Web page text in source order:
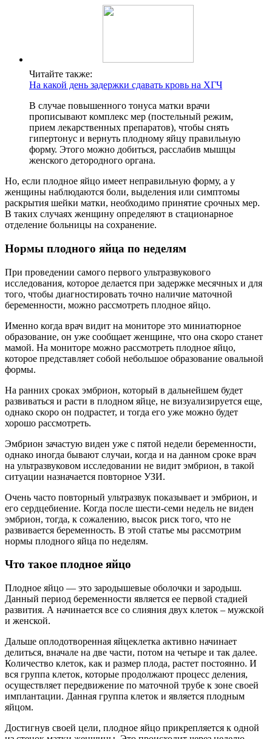
Читайте также:
На какой день задержки сдавать кровь на ХГЧ
В случае повышенного тонуса матки врачи
прописывают комплекс мер (постельный режим,
прием лекарственных препаратов), чтобы снять
гипертонус и вернуть плодному яйцу правильную
форму. Этого можно добиться, расслабив мышцы
женского детородного органа.
Но, если плодное яйцо имеет неправильную форму, а у
женщины наблюдаются боли, выделения или симптомы
раскрытия шейки матки, необходимо принятие срочных мер.
В таких случаях женщину определяют в стационарное
отделение больницы на сохранение.
Нормы плодного яйца по неделям
При проведении самого первого ультразвукового
исследования, которое делается при задержке месячных и для
того, чтобы диагностировать точно наличие маточной
беременности, можно рассмотреть плодное яйцо.
Именно когда врач видит на мониторе это миниатюрное
образование, он уже сообщает женщине, что она скоро станет
мамой. На мониторе можно рассмотреть плодное яйцо,
которое представляет собой небольшое образование овальной
формы.
На ранних сроках эмбрион, который в дальнейшем будет
развиваться и расти в плодном яйце, не визуализируется еще,
однако скоро он подрастет, и тогда его уже можно будет
хорошо рассмотреть.
Эмбрион зачастую виден уже с пятой недели беременности,
однако иногда бывают случаи, когда и на данном сроке врач
на ультразвуковом исследовании не видит эмбрион, в такой
ситуации назначается повторное УЗИ.
Очень часто повторный ультразвук показывает и эмбрион, и
его сердцебиение. Когда после шести-семи недель не виден
эмбрион, тогда, к сожалению, высок риск того, что не
развивается беременность. В этой статье мы рассмотрим
нормы плодного яйца по неделям.
Что такое плодное яйцо
Плодное яйцо — это зародышевые оболочки и зародыш.
Данный период беременности является ее первой стадией
развития. А начинается все со слияния двух клеток – мужской
и женской.
Дальше оплодотворенная яйцеклетка активно начинает
делиться, вначале на две части, потом на четыре и так далее.
Количество клеток, как и размер плода, растет постоянно. И
вся группа клеток, которые продолжают процесс деления,
осуществляет передвижение по маточной трубе к зоне своей
имплантации. Данная группа клеток и является плодным
яйцом.
Достигнув своей цели, плодное яйцо прикрепляется к одной